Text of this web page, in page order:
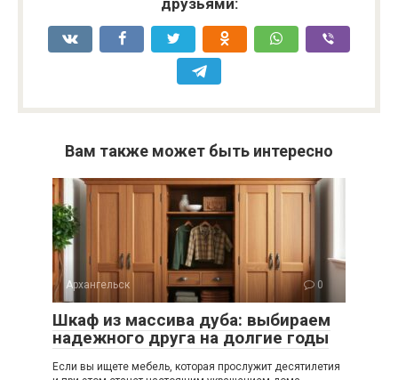
друзьями:
Вам также может быть интересно
Архангельск 0
Шкаф из массива дуба: выбираем
надежного друга на долгие годы
Если вы ищете мебель, которая прослужит десятилетия